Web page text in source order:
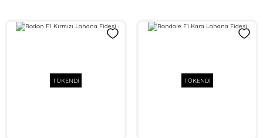
TÜKENDİ TÜKENDİ